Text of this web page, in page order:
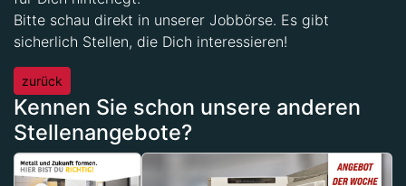
Bitte schau direkt in unserer Jobbörse. Es gibt
sicherlich Stellen, die Dich interessieren!
zurück
Kennen Sie schon unsere anderen
Stellenangebote?